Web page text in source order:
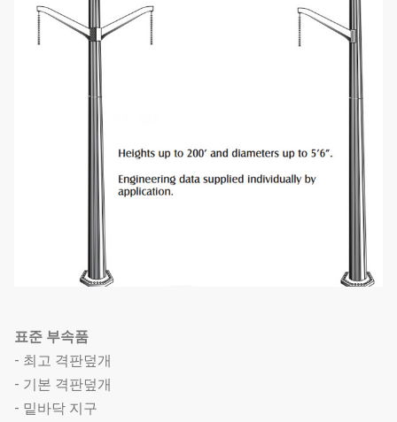
표준 부속품
- 최고 격판덮개
- 기본 격판덮개
- 밑바닥 지구